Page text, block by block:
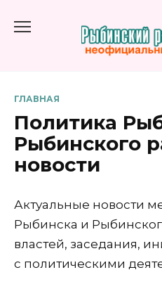
содержанию
ГЛАВНАЯ
Политика
Рыбинского
новости
Актуальные новости
Рыбинска и
властей, заседания,
с политическими